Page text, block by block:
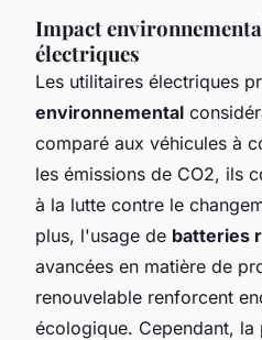
Impact
électriques
Les utilitaires électriques
environnemental
comparé aux véhicules à
les émissions de CO2, ils
à la lutte contre le
plus, l'usage de batteries
avancées en matière de
renouvelable renforcent
écologique. Cependant,